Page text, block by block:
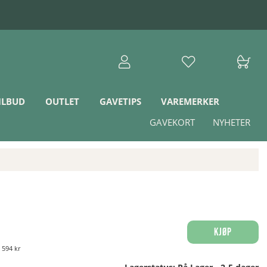
OUTLET GAVETIPS
VAREMERKER
NYHETER
GAVEKORT
594 kr
Kjøp